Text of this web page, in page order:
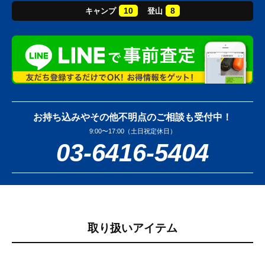
キャンプ 10 登山 8
お持ち込みやその他不明点のご相談も受付中！
9:00〜17:00（土日祝定休日）
03-6416-5404
取り扱いアイテム